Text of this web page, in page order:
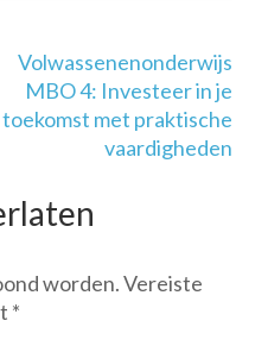
Volwassenenonderwijs
MBO 4: Investeer in je
toekomst met praktische
vaardigheden
worden.Vereiste
*